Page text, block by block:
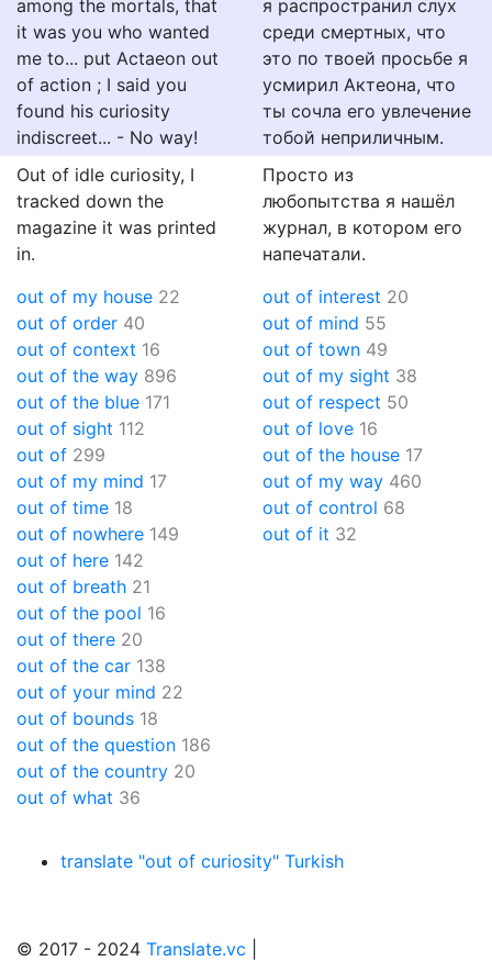
among the mortals, that
it was you who wanted
me to... put Actaeon out
of action ; I said you
found his curiosity
indiscreet... - No way!
я распространил слух
среди смертных, что
это по твоей просьбе я
усмирил Актеона, что
ты сочла его увлечение
тобой неприличным.
Out of idle curiosity, I
tracked down the
magazine it was printed
in.
Просто из
любопытства я нашёл
журнал, в котором его
напечатали.
out of my house 22
out of order 40
out of context 16
out of the way 896
out of the blue 171
out of sight 112
out of 299
out of my mind 17
out of time 18
out of nowhere 149
out of interest 20
out of mind 55
out of town 49
out of my sight 38
out of respect 50
out of love 16
out of the house 17
out of my way 460
out of control 68
out of it 32
out of here 142
out of breath 21
out of the pool 16
out of there 20
out of the car 138
out of your mind 22
out of bounds 18
out of the question 186
out of the country 20
out of what 36
translate "out of curiosity" Turkish
© 2017 - 2024 Translate.vc